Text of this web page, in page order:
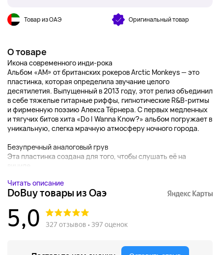
Товар из ОАЭ Оригинальный товар
О товаре
Икона современного инди-рока
Альбом «AM» от британских рокеров Arctic Monkeys — это
пластинка, которая определила звучание целого
десятилетия. Выпущенный в 2013 году, этот релиз объединил
в себе тяжелые гитарные риффы, гипнотические R&B-ритмы
и фирменную поэзию Алекса Тёрнера. С первых медленных
и тягучих битов хита «Do I Wanna Know?» альбом погружает в
уникальную, слегка мрачную атмосферу ночного города.
Безупречный аналоговый грув
Эта пластинка создана для того, чтобы слушать её на
виниле....
Читать описание